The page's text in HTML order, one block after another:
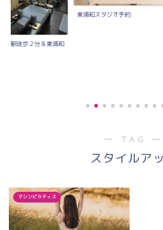
口駅徒歩２分＆東浦和
東浦和スタジオ予約
― TAG ―
スタイルア
マシンピラティス